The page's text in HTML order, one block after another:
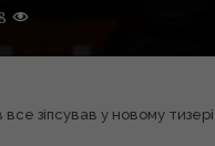
все зіпсував у новому